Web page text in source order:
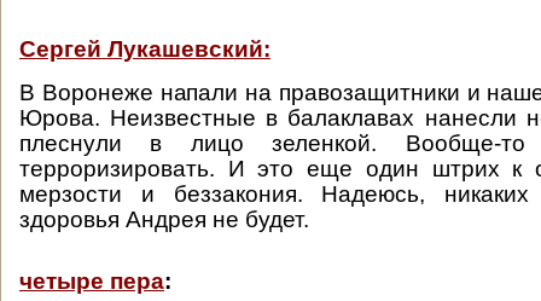
Сергей Лукашевский:
В Воронеже напали на правозащитники и
Юрова. Неизвестные в балаклавах нанесли
плеснули в лицо зеленкой. Вообще-то
терроризировать. И это еще один штрих к
мерзости и беззакония. Надеюсь,
здоровья Андрея не будет.
четыре пера: